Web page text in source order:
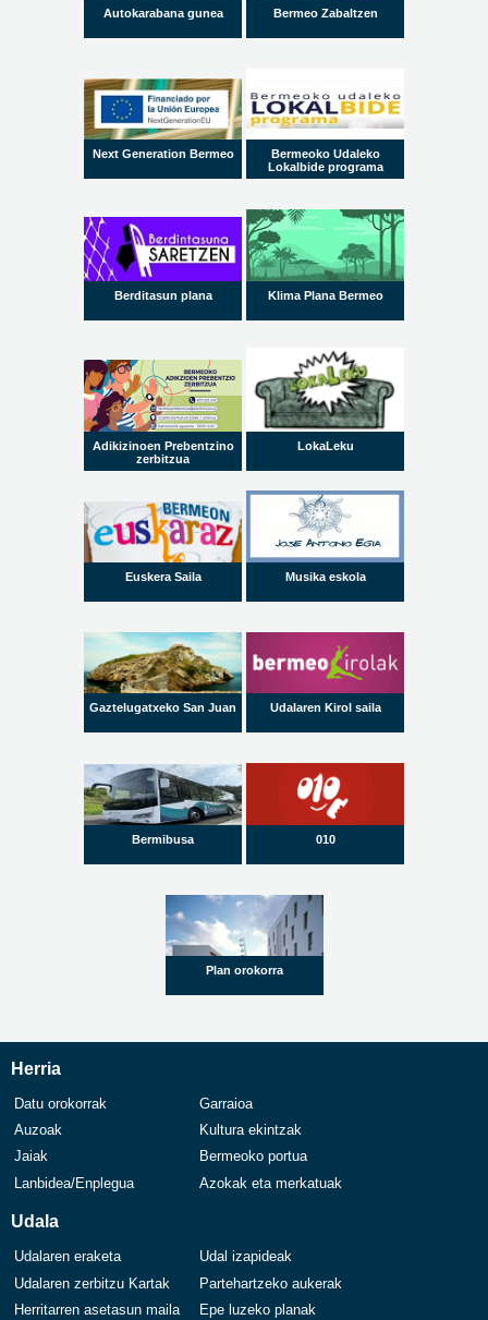
Autokarabana gunea Bermeo Zabaltzen
Next Generation Bermeo
Bermeoko Udaleko
Lokalbide programa
Berditasun plana Klima Plana Bermeo
Adikizinoen Prebentzino
zerbitzua
LokaLeku
Euskera Saila Musika eskola
Gaztelugatxeko San Juan Udalaren Kirol saila
Bermibusa 010
Plan orokorra
Herria
Datu orokorrak
Garraioa
Auzoak
Kultura ekintzak
Jaiak
Bermeoko portua
Lanbidea/Enplegua
Azokak eta merkatuak
Udala
Udalaren eraketa
Udal izapideak
Udalaren zerbitzu Kartak
Partehartzeko aukerak
Herritarren asetasun maila
Epe luzeko planak